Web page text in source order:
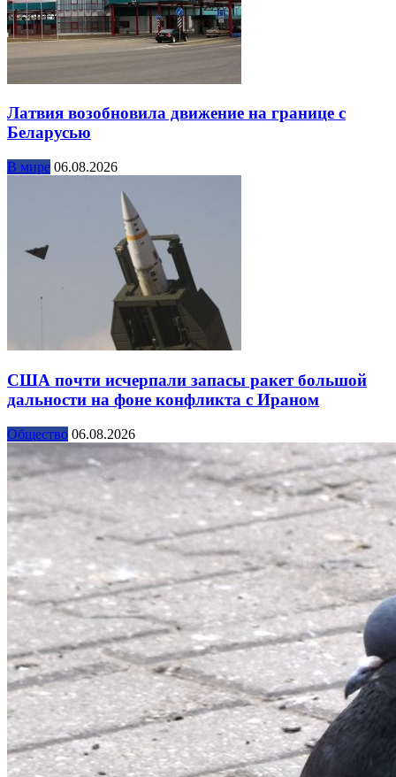
Латвия возобновила движение на границе с
Беларусью
В мире 06.08.2026
США почти исчерпали запасы ракет большой
дальности на фоне конфликта с Ираном
Общество 06.08.2026